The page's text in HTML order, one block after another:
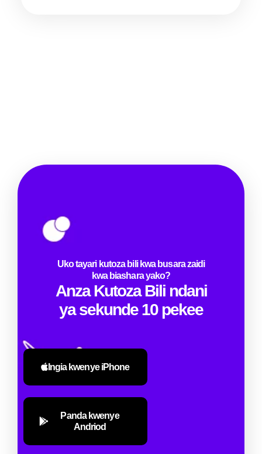
Uko tayari kutoza bili kwa busara zaidi
kwa biashara yako?
Anza Kutoza Bili ndani
ya sekunde 10 pekee
Ingia kwenye iPhone
Panda kwenye
Andriod